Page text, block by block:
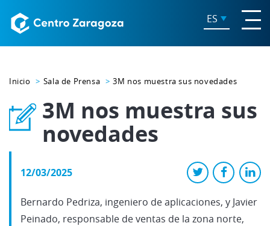
ES
Inicio Sala de Prensa 3M nos muestra sus novedades
3M nos muestra sus
novedades
12/03/2025
Bernardo Pedriza, ingeniero de aplicaciones, y Javier
Peinado, responsable de ventas de la zona norte,